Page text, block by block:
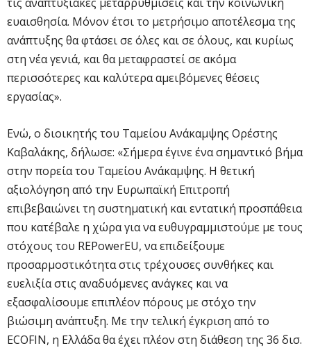
ευαισθησία. Μόνον έτσι το μετρήσιμο αποτέλεσμα της
ανάπτυξης θα φτάσει σε όλες και σε όλους, και κυρίως
στη νέα γενιά, και θα μεταφραστεί σε ακόμα
περισσότερες και καλύτερα αμειβόμενες θέσεις
εργασίας».
Ενώ, ο διοικητής του Ταμείου Ανάκαμψης Ορέστης
Καβαλάκης, δήλωσε: «Σήμερα έγινε ένα σημαντικό βήμα
στην πορεία του Ταμείου Ανάκαμψης. Η θετική
αξιολόγηση από την Ευρωπαϊκή Επιτροπή
επιβεβαιώνει τη συστηματική και εντατική προσπάθεια
που κατέβαλε η χώρα για να ευθυγραμμιστούμε με τους
στόχους του REPowerEU, να επιδείξουμε
προσαρμοστικότητα στις τρέχουσες συνθήκες και
ευελιξία στις αναδυόμενες ανάγκες και να
εξασφαλίσουμε επιπλέον πόρους με στόχο την
βιώσιμη ανάπτυξη. Με την τελική έγκριση από το
ECOFIN, η Ελλάδα θα έχει πλέον στη διάθεση της 36 δισ.